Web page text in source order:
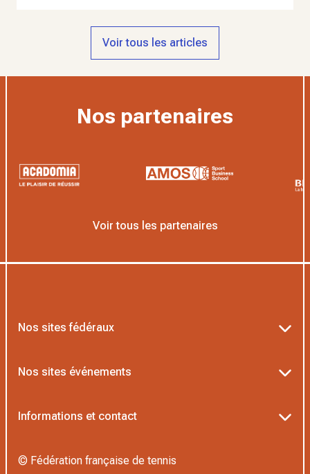
Voir tous les articles
Nos partenaires
Voir tous les partenaires
Nos sites fédéraux
L’Institut Formation Tennis
Nos sites événements
Informations et contact
© Fédération française de tennis